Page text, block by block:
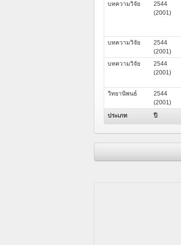
บทความวิจัย
2544
(2001)
บทความวิจัย
2544
(2001)
บทความวิจัย
2544
(2001)
วิทยานิพนธ์
2544
(2001)
ประเภท ปี